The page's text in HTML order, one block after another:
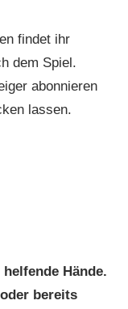
findet ihr
dem Spiel.
abonnieren
lassen.
Hände.
bereits